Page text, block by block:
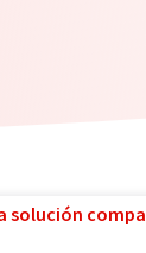
solución